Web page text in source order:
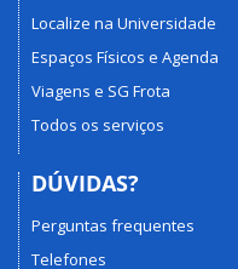
Localize na Universidade
Espaços Físicos e Agenda
Viagens e SG Frota
Todos os serviços
DÚVIDAS?
Perguntas frequentes
Telefones